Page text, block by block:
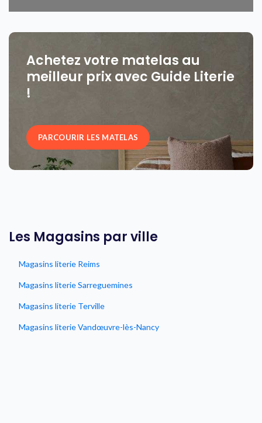
Achetez votre matelas au
meilleur prix avec Guide Literie
!
PARCOURIR LES MATELAS
Les Magasins par ville
Magasins literie Reims
Magasins literie Sarreguemines
Magasins literie Terville
Magasins literie Vandœuvre-lès-Nancy